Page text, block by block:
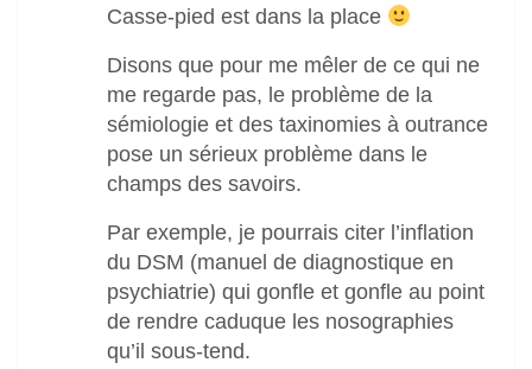
Casse-pied est dans la place
Disons que pour me mêler de ce qui ne
me regarde pas, le problème de la
sémiologie et des taxinomies à outrance
pose un sérieux problème dans le
champs des savoirs.
Par exemple, je pourrais citer l’inflation
du DSM (manuel de diagnostique en
psychiatrie) qui gonfle et gonfle au point
de rendre caduque les nosographies
qu’il sous-tend.